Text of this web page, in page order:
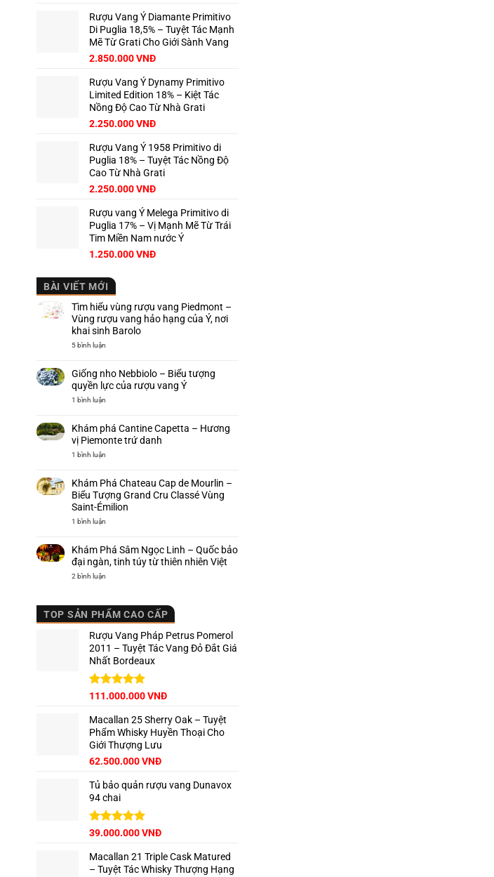
Rượu Vang Ý Diamante Primitivo
Di Puglia 18,5% – Tuyệt Tác Mạnh
Mẽ Từ Grati Cho Giới Sành Vang
2.850.000VNĐ
Rượu Vang Ý Dynamy Primitivo
Limited Edition 18% – Kiệt Tác
Nồng Độ Cao Từ Nhà Grati
2.250.000VNĐ
Rượu Vang Ý 1958 Primitivo di
Puglia 18% – Tuyệt Tác Nồng Độ
Cao Từ Nhà Grati
2.250.000VNĐ
Rượu vang Ý Melega Primitivo di
Puglia 17% – Vị Mạnh Mẽ Từ Trái
Tim Miền Nam nước Ý
1.250.000VNĐ
BÀI VIẾT MỚI
Tìm hiểu vùng rượu vang Piedmont –
Vùng rượu vang hảo hạng của Ý, nơi
khai sinh Barolo
5 bình luận
vùng
rượu
vang
Piedmont
hảo
hạng
của
Barolo
Giống nho Nebbiolo – Biểu tượng
quyền lực của rượu vang Ý
1 bình luận
Nebbiolo
–
Biểu
tượng
vang
Ý
Khám phá Cantine Capetta – Hương
vị Piemonte trứ danh
1 bình luận
Cantine
Capetta
–
Hương
vị
Khám Phá Chateau Cap de Mourlin –
Biểu Tượng Grand Cru Classé Vùng
Saint-Émilion
1 bình luận
Chateau
Cap
de
Mourlin
Cru
Classé
Vùng
Émilion
Khám Phá Sâm Ngọc Linh – Quốc bảo
đại ngàn, tinh túy từ thiên nhiên Việt
2 bình luận
Ngọc
Linh
–
bảo
đại
ngàn,
tinh
từ
thiên
nhiên
Việt
TOP SẢN PHẨM CAO CẤP
Rượu Vang Pháp Petrus Pomerol
2011 – Tuyệt Tác Vang Đỏ Đắt Giá
Nhất Bordeaux
Được xếp
5 sao
Giá
là:
125.000.000 VNĐ.
111.000.000VNĐGiá
tại
là:
Macallan 25 Sherry Oak – Tuyệt
Phẩm Whisky Huyền Thoại Cho
Giới Thượng Lưu
Giá
là:
65.000.000 VNĐ.
62.500.000VNĐGiá
tại
Tủ bảo quản rượu vang Dunavox
94 chai
Được xếp
5 sao
Giá
là:
42.500.000 VNĐ.
39.000.000VNĐGiá
tại
là:
Macallan 21 Triple Cask Matured
– Tuyệt Tác Whisky Thượng Hạng